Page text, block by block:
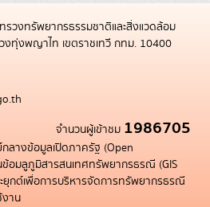
วงทรัพยากรธรรมชาติและสิ่งแวดล้อม
งทุ่งพญาไท เขตราชเทวี กทม. 10400
จำนวนผู้เข้าชม 1986705
ลางข้อมูลเปิดภาครัฐ (Open
ข้อมลูภูมิสารสนเทศทรัพยากรธรณี (GIS
ยุกต์เพื่อการบริหารจัดการทรัพยากรธรณี
าน